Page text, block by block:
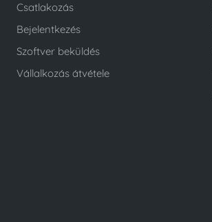
Csatlakozás
Bejelentkezés
Szoftver beküldés
Vállalkozás átvétele